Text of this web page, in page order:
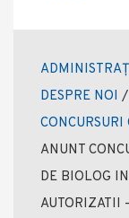
DESPRE NOI /
CONCURSURI
ANUNT
DE BIOLOG
AUTORIZATII